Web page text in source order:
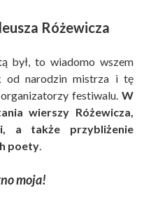
Różewicza
był, to wiadomo wszem
narodzin mistrza i tę
festiwalu. W
wierszy Różewicza,
a także przybliżenie
poety.
moja!